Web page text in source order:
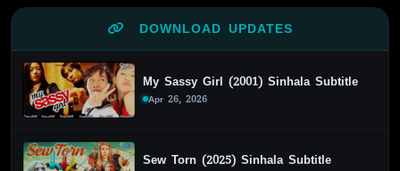
DOWNLOAD UPDATES
My Sassy Girl (2001) Sinhala Subtitle
Apr 26, 2026
Sew Torn (2025) Sinhala Subtitle